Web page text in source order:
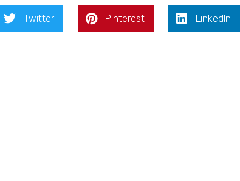
Twitter Pinterest LinkedIn